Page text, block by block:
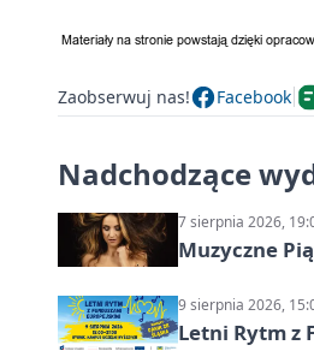
Zaobserwuj nas! Facebook
Nadchodzące
7 sierpnia 2026,
Muzyczne
9 sierpnia 2026,
Letni Rytm z